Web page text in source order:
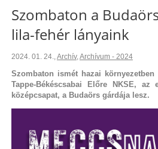
Szombaton a
lila-fehér lányaink
2024. 01. 24.,Archív,Archívum - 2024
Szombaton ismét hazai
Tappe-Békéscsabai Előre NKSE,
középcsapat, a Budaörs gárdája lesz.